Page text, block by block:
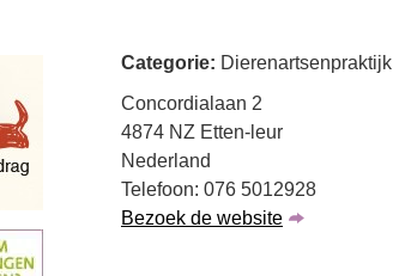
Categorie: Dierenartsenpraktijk
Concordialaan 2
4874 NZ Etten-leur
Nederland
Telefoon: 076 5012928
Bezoek de website